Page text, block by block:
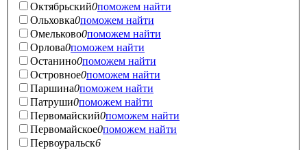
Октябрьский0поможем найти
Ольховка0поможем найти
Омельково0поможем найти
Орлова0поможем найти
Останино0поможем найти
Островное0поможем найти
Паршина0поможем найти
Патруши0поможем найти
Первомайский0поможем найти
Первомайское0поможем найти
Первоуральск6